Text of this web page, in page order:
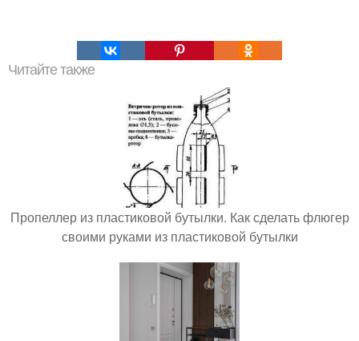
Читайте также
Пропеллер из пластиковой бутылки. Как сделать флюгер
своими руками из пластиковой бутылки